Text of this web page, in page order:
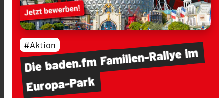
Diebaden.fmFamilien-Rallyeim
Europa-Park
#Aktion